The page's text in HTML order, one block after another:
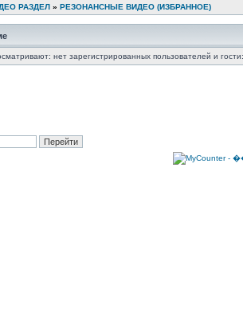
РАЗДЕЛ » РЕЗОНАНСНЫЕ ВИДЕО (ИЗБРАННОЕ)
нет зарегистрированных пользователей и